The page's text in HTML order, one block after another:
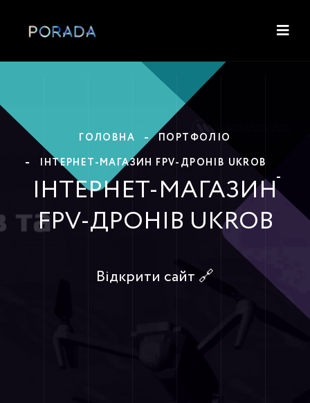
ГОЛОВНА
ПОРТФОЛІО
ІНТЕРНЕТ-МАГАЗИН FPV-ДРОНІВ UKROB
ІНТЕРНЕТ-МАГАЗИН
FPV-ДРОНІВ UKROB
Відкрити сайт 🔗